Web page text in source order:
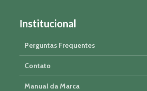
Institucional
Perguntas Frequentes
Contato
Manual da Marca